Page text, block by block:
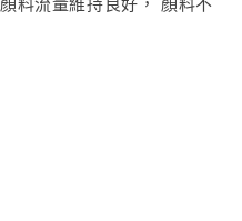
料流量維持良好， 顏料不